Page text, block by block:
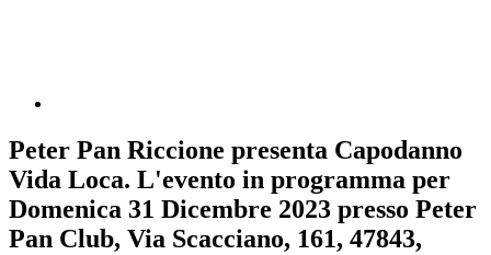
Peter Pan Riccione presenta Capodanno
Vida Loca. L'evento in programma per
Domenica 31 Dicembre 2023 presso Peter
Pan Club, Via Scacciano, 161, 47843,